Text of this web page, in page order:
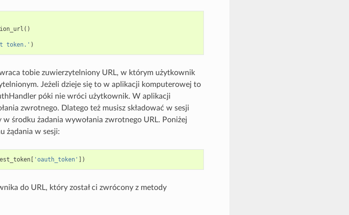
()
token.' )
tobie zuwierzytelniony URL, w którym użytkownik
Jeżeli dzieje się to w aplikacji komputerowej to
póki nie wróci użytkownik. W aplikacji
zwrotnego. Dlatego też musisz składować w sesji
środku żadania wywołania zwrotnego URL. Poniżej
żądania w sesji:
[ 'oauth_token' ])
do URL, który został ci zwrócony z metody